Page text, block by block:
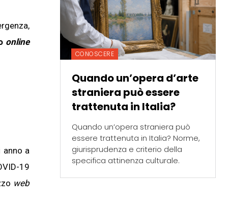
online
a
19
web
CONOSCERE
Quando un’opera d’arte
straniera può essere
trattenuta in Italia?
Quando un’opera straniera può
essere trattenuta in Italia? Norme,
giurisprudenza e criterio della
specifica attinenza culturale.